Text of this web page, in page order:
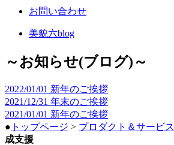
お問い合わせ
美貌六blog
～お知らせ(ブログ)～
2022/01/01 新年のご挨拶
2021/12/31 年末のご挨拶
2021/01/01 新年のご挨拶
● トップページ > プロダクト＆サービス
成支援